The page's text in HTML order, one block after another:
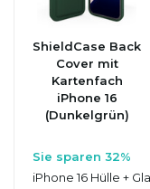
ShieldCase Back
Cover mit
Kartenfach
iPhone 16
(Dunkelgrün)
Sie sparen 32%
iPhone 16 Hülle +